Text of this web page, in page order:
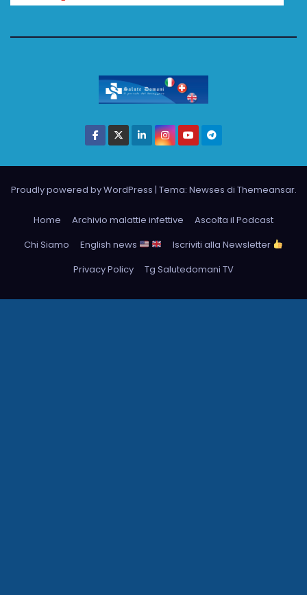
Proudly powered by WordPress | Tema: Newses di Themeansar.
Home Archivio malattie infettive
Ascolta il Podcast
Chi Siamo
English news
Iscriviti alla Newsletter
Privacy Policy
Tg Salutedomani TV